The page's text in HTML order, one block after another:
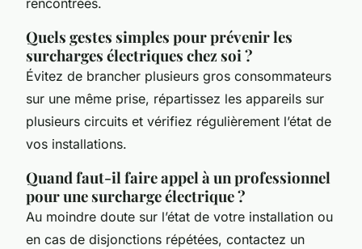
Quels gestes simples pour prévenir les
surcharges électriques chez soi ?
Évitez de brancher plusieurs gros consommateurs
sur une même prise, répartissez les appareils sur
plusieurs circuits et vérifiez régulièrement l’état de
vos installations.
Quand faut-il faire appel à un professionnel
pour une surcharge électrique ?
Au moindre doute sur l’état de votre installation ou
en cas de disjonctions répétées, contactez un